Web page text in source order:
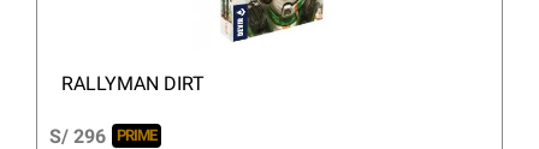
RALLYMAN DIRT
S/ 296 PRIME